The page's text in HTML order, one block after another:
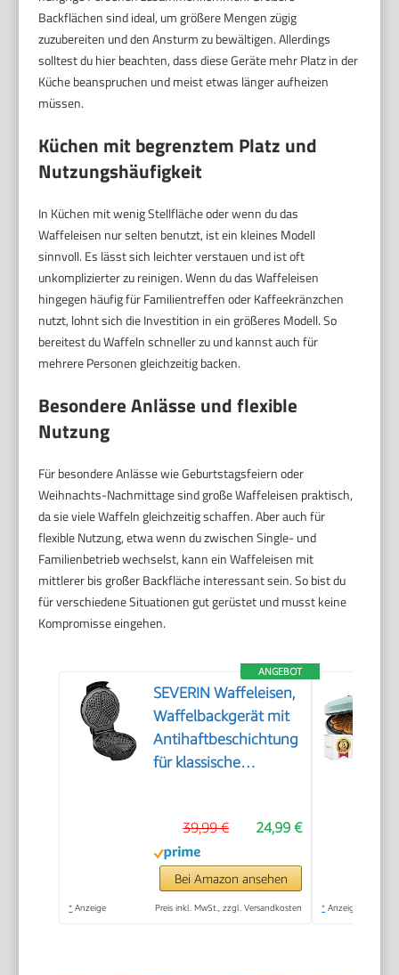
Backflächen sind ideal, um größere Mengen zügig
zuzubereiten und den Ansturm zu bewältigen. Allerdings
solltest du hier beachten, dass diese Geräte mehr Platz in der
Küche beanspruchen und meist etwas länger aufheizen
müssen.
Küchen mit begrenztem Platz und
Nutzungshäufigkeit
In Küchen mit wenig Stellfläche oder wenn du das
Waffeleisen nur selten benutzt, ist ein kleines Modell
sinnvoll. Es lässt sich leichter verstauen und ist oft
unkomplizierter zu reinigen. Wenn du das Waffeleisen
hingegen häufig für Familientreffen oder Kaffeekränzchen
nutzt, lohnt sich die Investition in ein größeres Modell. So
bereitest du Waffeln schneller zu und kannst auch für
mehrere Personen gleichzeitig backen.
Besondere Anlässe und flexible
Nutzung
Für besondere Anlässe wie Geburtstagsfeiern oder
Weihnachts-Nachmittage sind große Waffeleisen praktisch,
da sie viele Waffeln gleichzeitig schaffen. Aber auch für
flexible Nutzung, etwa wenn du zwischen Single- und
Familienbetrieb wechselst, kann ein Waffeleisen mit
mittlerer bis großer Backfläche interessant sein. So bist du
für verschiedene Situationen gut gerüstet und musst keine
Kompromisse eingehen.
ANGEBOT
SEVERIN Waffeleisen,
Waffelbackgerät mit
Antihaftbeschichtung
für klassische
praktisch, ca. 1.300 W
Leistung,
schwarz/Edelstal, WA
2103
24,99 €
39,99 €
Bei Amazon ansehen
* Anzeige Preis inkl. MwSt., zzgl. Versandkosten * Anzeige